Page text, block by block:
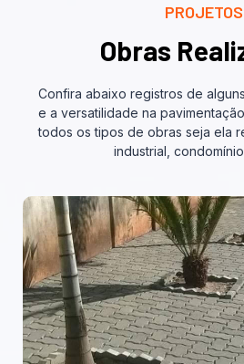
PROJETOS
Obras
Confira abaixo registros de
e a versatilidade na
todos os tipos de obras seja ela
industrial,